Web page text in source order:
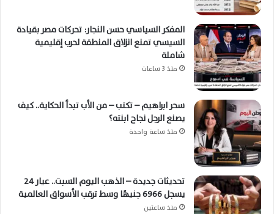
المفكر السياسي حسن النجار: تحركات مصر بقيادة
السيسي تمنع انزلاق المنطقة لحرب إقليمية
شاملة
منذ 3 ساعات
سحر ابراهيم – تكتب – من الأب تبدأ الحكاية.. كيف
يصنع الرجل نجاح ابنته؟
منذ ساعة واحدة
تحديثات جديدة – الذهب اليوم السبت.. عيار 24
يسجل 6966 جنيهًا وسط ترقب الأسواق العالمية
منذ ساعتين